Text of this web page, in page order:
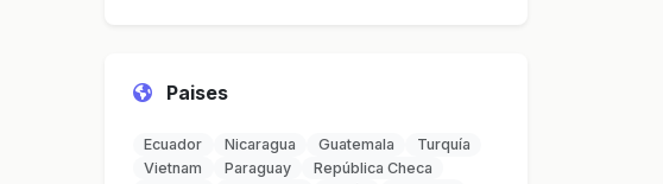
Paises
Ecuador Nicaragua Guatemala
Turquía
Vietnam
Paraguay
República Checa